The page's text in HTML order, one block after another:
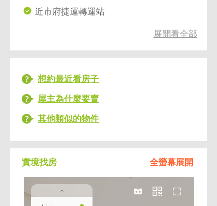
近市府捷運轉運站
展開看全部
想約最近看房子
屋主為什麼要賣
其他類似的物件
實境找房 全螢幕展開